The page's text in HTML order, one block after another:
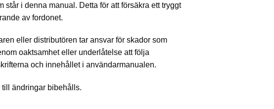
står i denna manual. Detta för att försäkra ett tryggt
av fordonet.
eller distributören tar ansvar för skador som
oaktsamhet eller underlåtelse att följa
och innehållet i användarmanualen.
ändringar bibehålls.